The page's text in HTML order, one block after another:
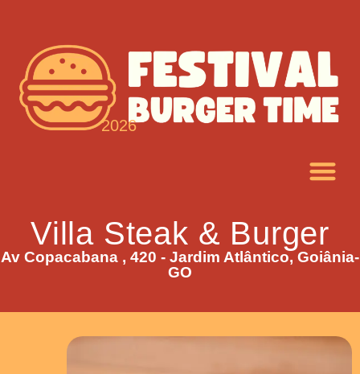
2026
Villa Steak & Burger
Av Copacabana , 420 - Jardim Atlântico, Goiânia-
GO